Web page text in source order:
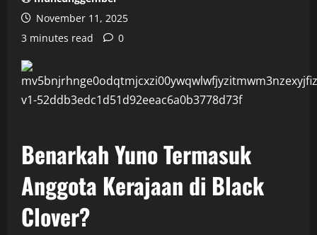
November 11, 2025
3 minutes read
0
Benarkah Yuno Termasuk
Anggota Kerajaan di Black
Clover?